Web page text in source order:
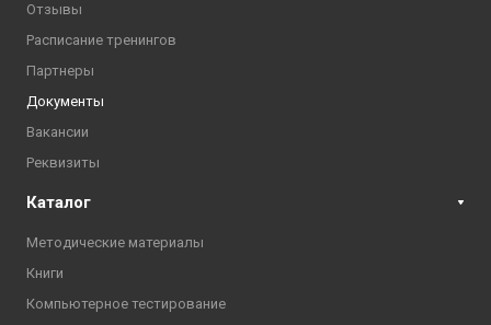
Отзывы
Расписание тренингов
Партнеры
Документы
Вакансии
Реквизиты
Каталог
Методические материалы
Книги
Компьютерное тестирование